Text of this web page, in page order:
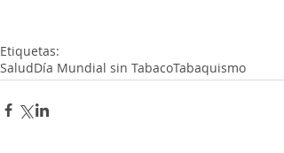
Etiquetas:
SaludDía Mundial sin TabacoTabaquismo